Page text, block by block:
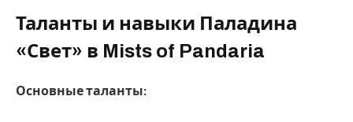
Таланты и навыки Паладина
«Свет» в Mists of Pandaria
Основные таланты: